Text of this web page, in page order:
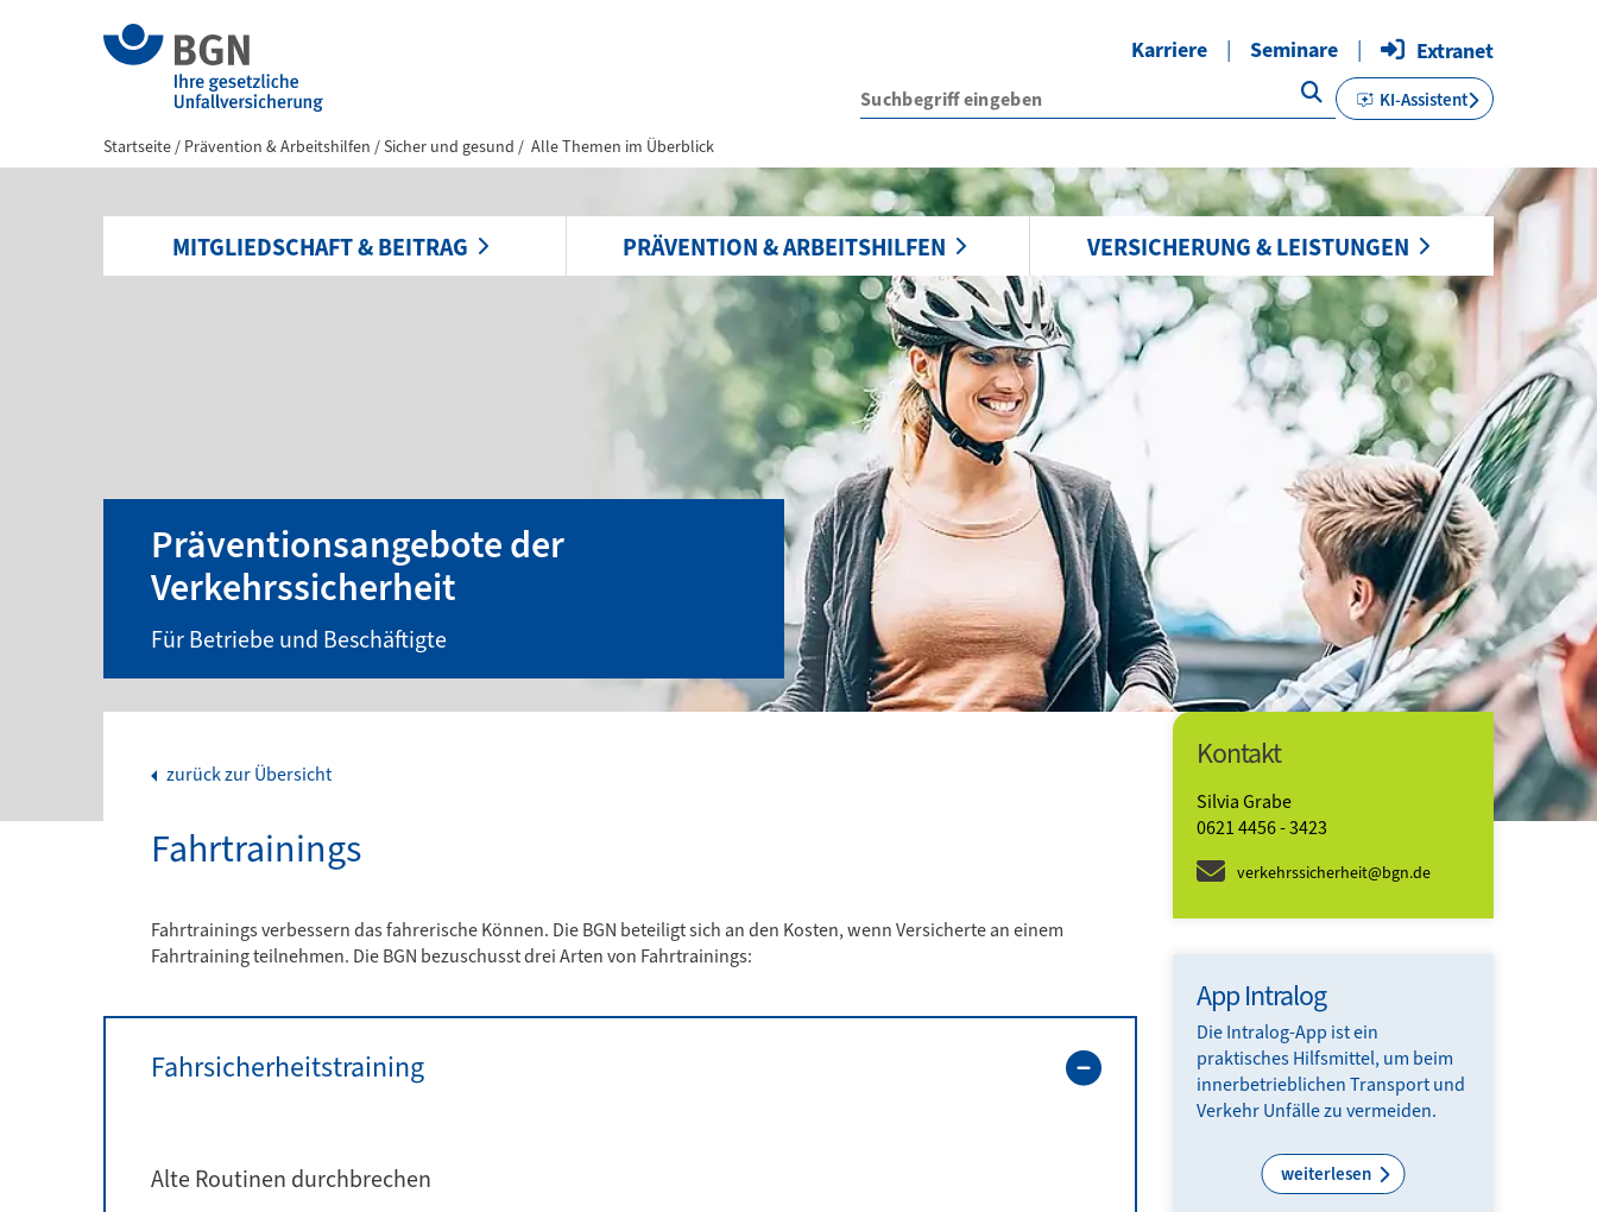
Karriere Seminare Extranet
KI-Assistent
MITGLIEDSCHAFT & BEITRAG PRÄVENTION & ARBEITSHILFEN VERSICHERUNG & LEISTUNGEN
Startseite Prävention & Arbeitshilfen Sicher und gesund Alle Themen im Überblick
Präventionsangebote der
Verkehrssicherheit
Für Betriebe und Beschäftigte
zurück zur Übersicht
Fahrtrainings
Fahrtrainings verbessern das fahrerische Können. Die BGN beteiligt sich an den Kosten, wenn Versicherte an einem
Fahrtraining teilnehmen. Die BGN bezuschusst drei Arten von Fahrtrainings:
Fahrsicherheitstraining
Alte Routinen durchbrechen
Kontakt
Silvia Grabe
0621 4456 - 3423
verkehrssicherheit@bgn.de
App Intralog
Die Intralog-App ist ein
praktisches Hilfsmittel, um beim
innerbetrieblichen Transport und
Verkehr Unfälle zu vermeiden.
weiterlesen